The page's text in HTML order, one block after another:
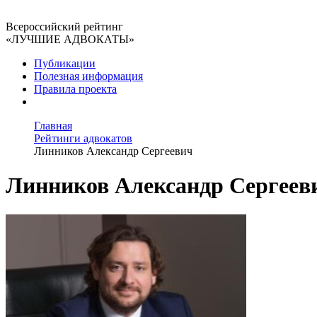
Всероссийский рейтинг
«ЛУЧШИЕ АДВОКАТЫ»
Публикации
Полезная информация
Правила проекта
Главная
Рейтинги адвокатов
Линников Александр Сергеевич
Линников Александр